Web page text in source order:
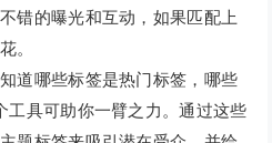
错的曝光和互动，如果匹配上
。
道哪些标签是热门标签，哪些
工具可助你一臂之力。通过这些